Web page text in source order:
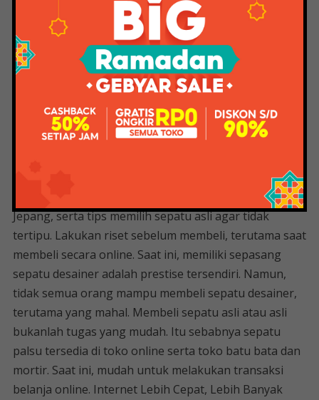
Dalam produksi sol sepatu Onitsuka Tiger
menggunakan teknologi Ortholite. Teknologi ini
membuat kaki lebih leluasa bernapas tanpa basah
atau mengeluarkan bau tak sedap.
Bahan insole ini membuat kaki terasa lebih lembut
dan nyaman. Desain bentuknya juga sangat eye-
Berikut perbedaan Onitsuka Tiger Indonesia dan
Jepang, serta tips memilih sepatu asli agar tidak
tertipu. Lakukan riset sebelum membeli, terutama saat
membeli secara online. Saat ini, memiliki sepasang
sepatu desainer adalah prestise tersendiri. Namun,
tidak semua orang mampu membeli sepatu desainer,
terutama yang mahal. Membeli sepatu asli atau asli
bukanlah tugas yang mudah. Itu sebabnya sepatu
palsu tersedia di toko online serta toko batu bata dan
mortir. Saat ini, mudah untuk melakukan transaksi
belanja online. Internet Lebih Cepat, Lebih Banyak